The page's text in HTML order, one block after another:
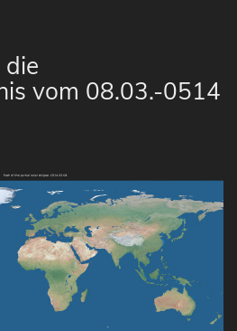
vom 08.03.-0514